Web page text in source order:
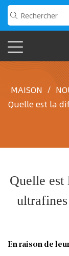
MAISON /
Quelle est la
Quelle
En raison de